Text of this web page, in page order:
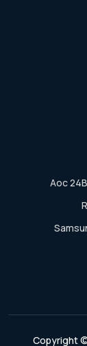
Aoc
Copyright